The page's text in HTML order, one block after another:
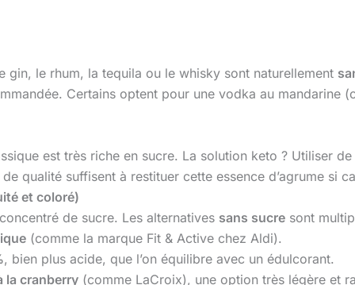
gin, le rhum, la tequila ou le whisky sont naturellement
Certains optent pour une vodka au mandarine
est très riche en sucre. La solution keto ? Utiliser de
qualité suffisent à restituer cette essence d’agrume si
et coloré)
de sucre. Les alternatives sans sucre sont
(comme la marque Fit & Active chez Aldi).
, bien plus acide, que l’on équilibre avec un édulcorant.
la cranberry (comme LaCroix), une option très légère et